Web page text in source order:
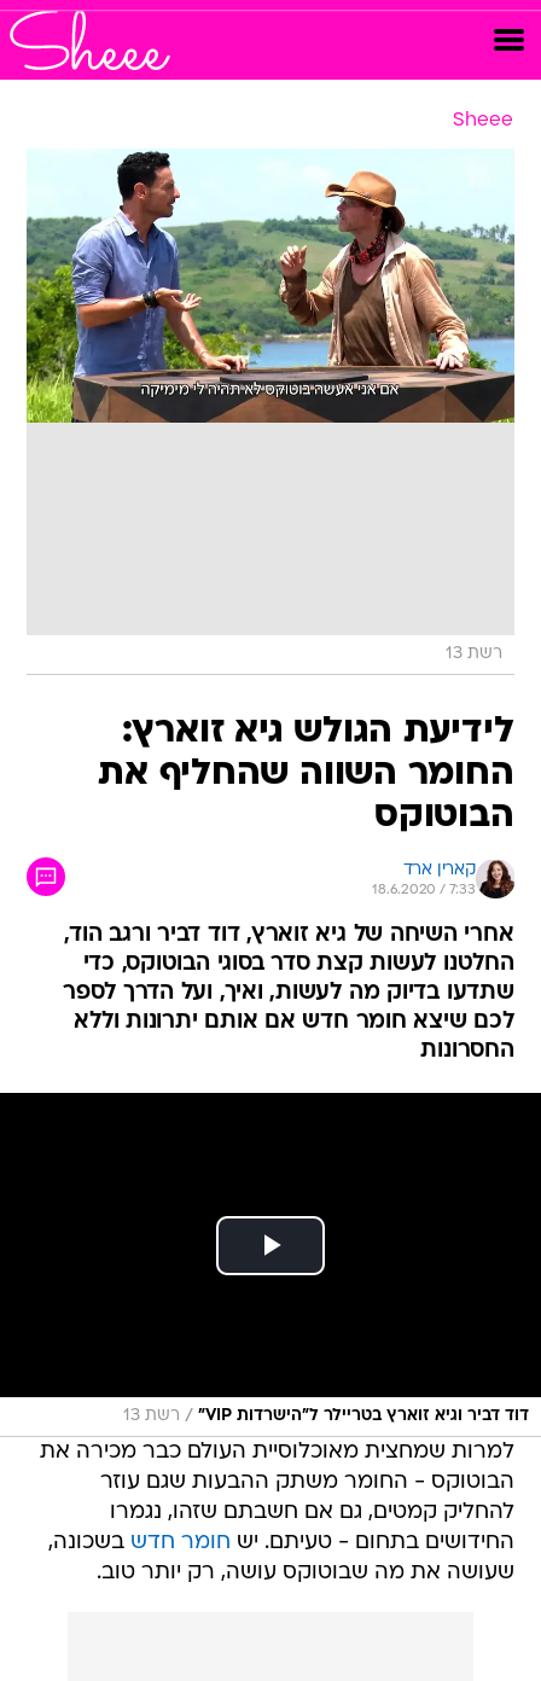
Sheee
רשת 13
לידיעת הגולש גיא זוארץ:
החומר השווה שהחליף את
הבוטוקס
קארין ארד
18.6.2020 / 7:33
אחרי השיחה של גיא זוארץ, דוד דביר ורגב הוד,
החלטנו לעשות קצת סדר בסוגי הבוטוקס, כדי
שתדעו בדיוק מה לעשות, ואיך, ועל הדרך לספר
לכם שיצא חומר חדש אם אותם יתרונות וללא
החסרונות
דוד דביר וגיא זוארץ בטריילר ל"הישרדות VIP" / רשת 13
למרות שמחצית מאוכלוסיית העולם כבר מכירה את
הבוטוקס - החומר משתק ההבעות שגם עוזר
להחליק קמטים, גם אם חשבתם שזהו, נגמרו
החידושים בתחום - טעיתם. יש חומר חדש בשכונה,
שעושה את מה שבוטוקס עושה, רק יותר טוב.